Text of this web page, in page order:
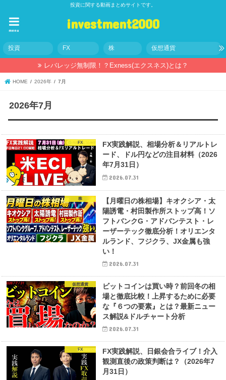
投資に関する動画まとめサイトです。
investment2000
menu
投資 FX 株 仮想通貨
レバレッジ無制限！？Exness(エクスネス)とは？
HOME 2026年 7月
2026年7月
FX
FX実践解説、相場分析＆リアルトレ
ード、ドル円などの注目材料（2026
年7月31日）
2026.07.31
株
【月曜日の株相場】キオクシア・太
陽誘電・村田製作所ストップ高！ソ
フトバンクG・アドバンテスト・レ
ーザーテック徹底分析！オリエンタ
ルランド、フジクラ、JX金属も強
い！
2026.07.31
仮想通貨
ビットコインは買い時？前回冬の相
場と徹底比較！上昇するために必要
な『６つの要素』とは？最新ニュー
ス解説&ドルチャート分析
2026.07.31
FX
FX実践解説、日銀会合ライブ！介入
観測直後の政策判断は？（2026年7
月31日）